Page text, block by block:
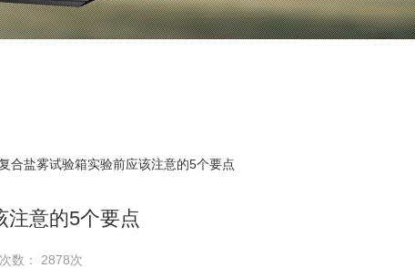
合盐雾试验箱实验前应该注意的5个要点
注意的5个要点
数： 2878次